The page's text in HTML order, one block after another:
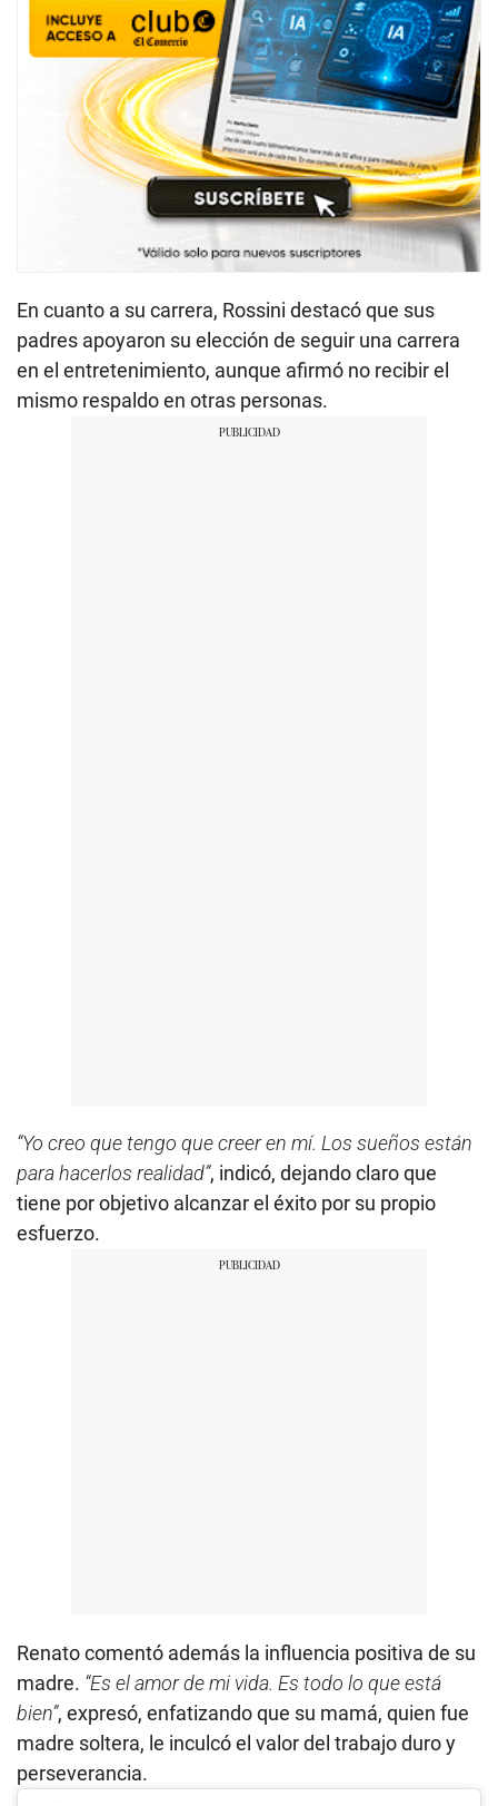
En cuanto a su carrera, Rossini destacó que sus
padres apoyaron su elección de seguir una carrera
en el entretenimiento, aunque afirmó no recibir el
mismo respaldo en otras personas.
“Yo creo que tengo que creer en mí. Los sueños están
para hacerlos realidad”, indicó, dejando claro que
tiene por objetivo alcanzar el éxito por su propio
esfuerzo.
Renato comentó además la influencia positiva de su
madre. “Es el amor de mi vida. Es todo lo que está
bien”, expresó, enfatizando que su mamá, quien fue
madre soltera, le inculcó el valor del trabajo duro y
perseverancia.